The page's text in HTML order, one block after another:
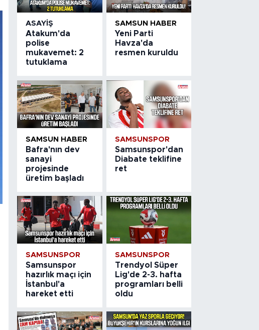
ASAYIŞ
Atakum'da
polise
mukavemet: 2
tutuklama
SAMSUN HABER
Yeni Parti
Havza'da
resmen kuruldu
SAMSUN HABER
Bafra'nın dev
sanayi
projesinde
üretim başladı
SAMSUNSPOR
Samsunspor'dan
Diabate teklifine
ret
SAMSUNSPOR
Samsunspor
hazırlık maçı için
İstanbul'a
hareket etti
SAMSUNSPOR
Trendyol Süper
Lig'de 2-3. hafta
programları belli
oldu